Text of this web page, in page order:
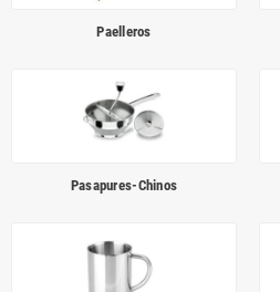
Paelleros
Pasapures-Chinos